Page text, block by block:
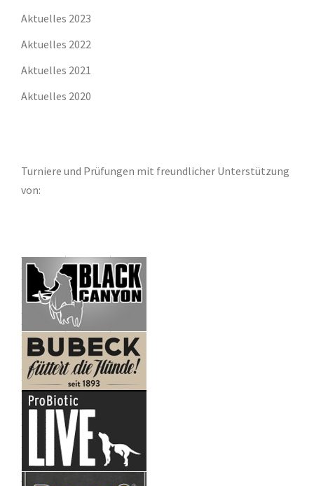
Aktuelles 2023
Aktuelles 2022
Aktuelles 2021
Aktuelles 2020
Turniere und Prüfungen mit freundlicher Unterstützung
von: